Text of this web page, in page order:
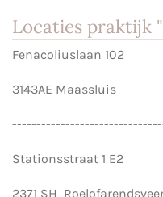
Locaties praktijk
Fenacoliuslaan 102
3143AE Maassluis
Stationsstraat 1 E2
2371 SH